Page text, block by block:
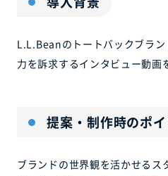
L.L.Beanのトートバックブラ
力を訴求するインタビュー動画
提案・制作時のポ
ブランドの世界観を活かせるス